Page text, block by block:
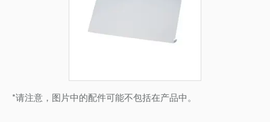
*请注意，图片中的配件可能不包括在产品中。